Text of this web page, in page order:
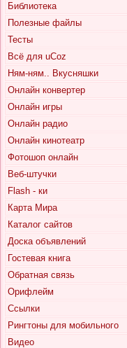
Библиотека
Полезные файлы
Тесты
Всё для uCoz
Ням-ням.. Вкусняшки
Онлайн конвертер
Онлайн игры
Онлайн радио
Онлайн кинотеатр
Фотошоп онлайн
Веб-штучки
Flash - ки
Карта Мира
Каталог сайтов
Доска объявлений
Гостевая книга
Обратная связь
Орифлейм
Ссылки
Рингтоны для мобильного
Видео